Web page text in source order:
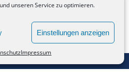
unseren Service zu optimieren.
Einstellungen anzeigen
Impressum